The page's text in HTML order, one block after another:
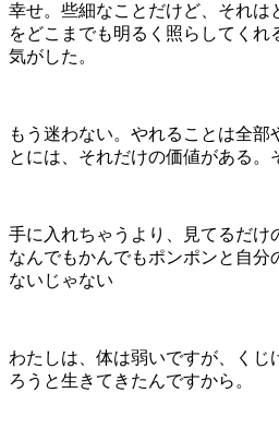
幸せ。些細なことだけど、それは
をどこまでも明るく照らしてくれ
気がした。
もう迷わない。やれることは全部
とには、それだけの価値がある。
手に入れちゃうより、見てるだけ
なんでもかんでもポンポンと自分
ないじゃない
わたしは、体は弱いですが、くじ
ろうと生きてきたんですから。